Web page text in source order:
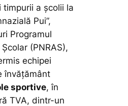
a școlii la
Pui”,
Programul
(PNRAS),
echipei
învățământ
sportive, în
TVA, dintr-un